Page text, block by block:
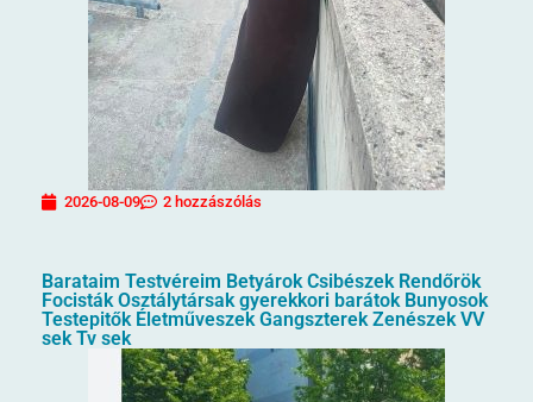
2026-08-09 2 hozzászólás
Barataim Testvéreim Betyárok Csibészek Rendőrök
Focisták Osztálytársak gyerekkori barátok Bunyosok
Testepitők Életműveszek Gangszterek Zenészek VV
sek Tv sek